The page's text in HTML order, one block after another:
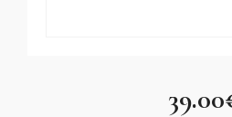
39.00